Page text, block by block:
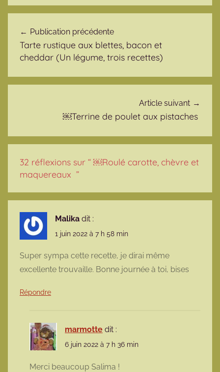
Publication précédente
Tarte rustique aux blettes, bacon et
cheddar (Un légume, trois recettes)
Article suivant
￼Terrine de poulet aux pistaches
32 réflexions sur “ ￼Roulé carotte, chèvre et
maquereaux ”
Malika dit :
1 juin 2022 à 7 h 58 min
Super sympa cette recette, je dirai même
excellente trouvaille. Bonne journée à toi, bises
Répondre
marmotte dit :
6 juin 2022 à 7 h 36 min
Merci beaucoup Salima !